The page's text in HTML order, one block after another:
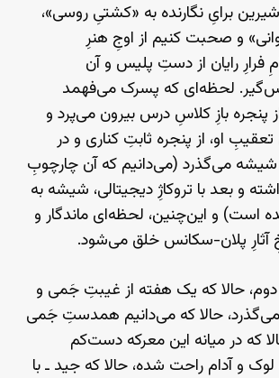
برایِ نگارنده به «کشتیِ روسی»،
و صحبت کنیم از اوجِ هنرِ
فرارِ رایان از دستِ پلیس و آن
لحظه‌ای که پسرک می‌فهمد
پنجره‌ بازِ کلاسِ درس بیرون می‌پرد و
او، از پنجره‌ ثابتِ کناری و در
می‌گذرد (می‌دانیم که آن چارچوبِ
و بعد با تروکاژِ دیجیتالی، شیشه به
است) و این‌چنین، لحظه‌ای ماندگار و
آثارِ پلان-سکانس خلق می‌شود.
حالا که یک هفته از غیبتِ جَمی و
حالا که می‌دانیم همدستِ جَمی
که در میانه‌ این معرکه دست‌کم
لوک و آدام راحت شده، حالا که جید ـ با